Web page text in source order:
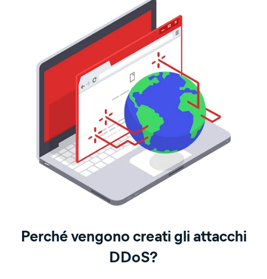
Perché vengono creati gli attacchi
DDoS?